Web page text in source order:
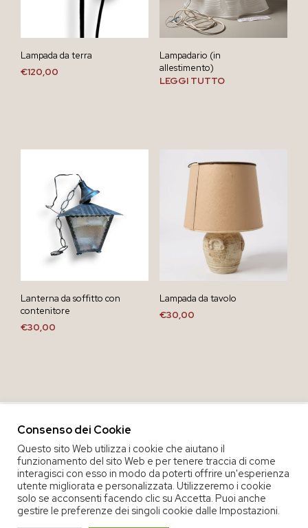
Lampada da terra
€120,00
Lampadario (in
allestimento)
LEGGI TUTTO
Lanterna da soffitto con
contenitore
€30,00
Lampada da tavolo
€30,00
COPYRIGHT 2020 COOP. SOC. OFFICINA 68 |
Consenso dei Cookie
Questo sito Web utilizza i cookie che aiutano il
funzionamento del sito Web e per tenere traccia di come
interagisci con esso in modo da poterti offrire un'esperienza
utente migliorata e personalizzata. Utilizzeremo i cookie
solo se acconsenti facendo clic su Accetta. Puoi anche
gestire le preferenze dei singoli cookie dalle Impostazioni.